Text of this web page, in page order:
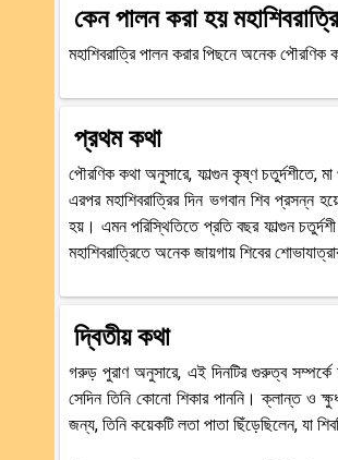
কেন পালন করা হয় মহাশিবরাত্রি
মহাশিবরাত্রি পালন করার পিছনে অনেক পৌরণিক
প্রথম কথা
পৌরণিক কথা অনুসারে, ফাল্গুন কৃষ্ণ চতুর্দশীতে,
এরপর মহাশিবরাত্রির দিন ভগবান শিব প্রসন্ন
হয়। এমন পরিস্থিতিতে প্রতি বছর ফাল্গুন
মহাশিবরাত্রিতে অনেক জায়গায় শিবের
দ্বিতীয় কথা
গরুড় পুরাণ অনুসারে, এই দিনটির গুরুত্ব সম্পর্কে
সেদিন তিনি কোনো শিকার পাননি। ক্লান্ত ও
জন্য, তিনি কয়েকটি লতা পাতা ছিঁড়েছিলেন, যা